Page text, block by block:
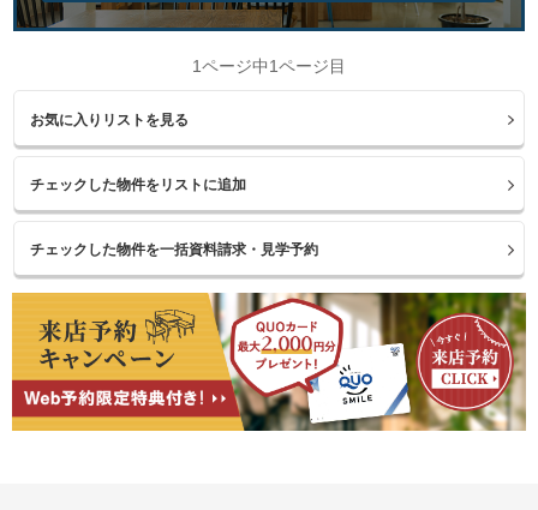
1ページ中1ページ目
お気に入りリストを見る